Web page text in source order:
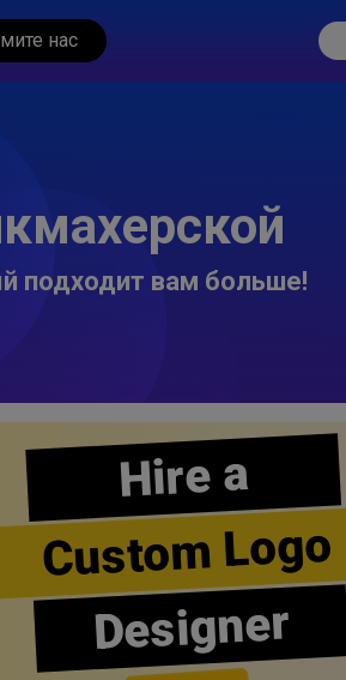
нас
подходит вам больше!
Hire a
Custom Logo
Designer